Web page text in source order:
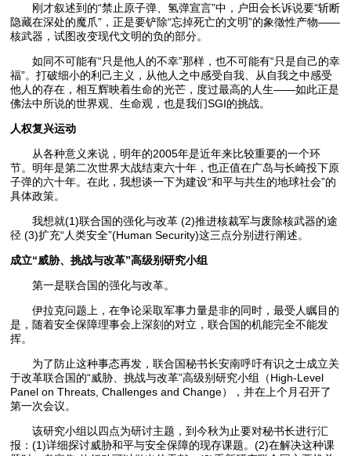
刚才叙述到的“禁止原子弹、氢弹宣言”中，户田会长诉说要“斩断
隐藏在深处的魔爪”，正是要铲除“忘掉死亡的文明”的象徵性产物——
核武器，试图改变现代文明的负的部分。
如同不可能有“只是他人的不幸”那样，也不可能有“只是自己的幸
福”。打破细小的利己主义，从他人之中感受自我、从自我之中感受
他人的存在，相互辉映着生命的光芒，度过最高的人生——如此正是
佛法中所说的世界观、生命观，也是我们SGI的挑战。
人权复兴运动
从各种意义来说，明年的2005年是近年来比较重要的一个环
节。明年是第二次世界大战结束六十年，也正值在广岛与长崎投下原
子弹的六十年。在此，我想谈一下为建设“和平与共生的地球社会”的
具体政策。
我想就(1)联合国的强化与改革 (2)推进核裁军与废除核武器的途
径 (3)扩充“人类安全”(Human Security)这三点分别进行阐述。
成立“威胁、挑战与改革”高级别研究小组
第一是联合国的强化与改革。
伊拉克问题上，在争论采取军事力量是非的同时，最受人瞩目的
是，随着安全保障理事会上深刻的对立，联合国的机能完全不能发
挥。
为了防止这种事态再发，联合国秘书长安南呼吁有识之士成立关
于改革联合国的“威胁、挑战与改革”高级别研究小组（High-Level
Panel on Threats, Challenges and Change），并在上个月召开了
第一次会议。
该研究小组以四点为研讨主题，到今秋为止要对秘书长进行汇
报：(1)详细探讨威胁和平与安全保障的现存课题。(2)在解决这种课